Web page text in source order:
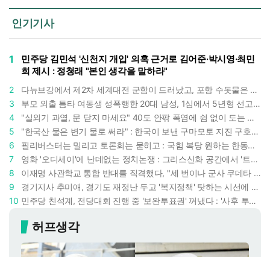
인기기사
1
민주당 김민석 '신천지 개입' 의혹 근거로 김어준·박시영·최민
희 제시 : 정청래 "본인 생각을 말하라"
2
다뉴브강에서 제2차 세계대전 군함이 드러났고, 포항 수돗물은 갑자기 짜졌다 : 폭염·가뭄이 만든 낯선 풍경
3
부모 외출 틈타 여동생 성폭행한 20대 남성, 1심에서 5년형 선고 : 친족 간 '암수범죄'의 심각성
4
"실외기 과열, 문 닫지 마세요" 40도 안팎 폭염에 쉼 없이 도는 에어컨 : 화재 위험 경고등!
5
"한국산 물은 변기 물로 써라" : 한국이 보낸 구마모토 지진 구호품에 한 일본인의 '어처구니 없는' 반응
6
필리버스터는 밀리고 토론회는 묻히고 : 국힘 복당 원하는 한동훈, '검사 정치'의 한계만 드러내나
7
영화 '오디세이'에 난데없는 정치논쟁 : 그리스신화 공간에서 '트럼프 전쟁의 참혹함'이 보인다
8
이재명 사관학교 통합 반대를 직격했다, "세 번이나 군사 쿠데타 했는데 압도적 지위"
9
경기지사 추미애, 경기도 재정난 두고 '복지정책' 탓하는 시선에 정면 반박 : "고령자와 아이 인구 급증"
10
민주당 친석계, 전당대회 진행 중 '보완투표권' 꺼냈다 : '사후 투표 허용' 무리수에 정청래 "투표 쿠데타"
허프생각